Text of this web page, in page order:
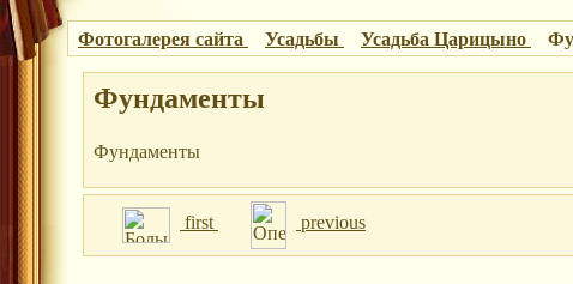
Фотогалерея сайта Усадьбы Усадьба Царицыно
Фундаменты
Фундаменты
first previous